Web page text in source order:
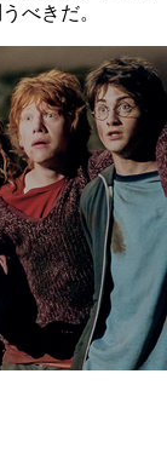
べきだ。